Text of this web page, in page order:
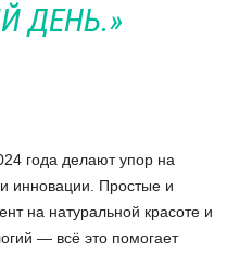
ДЕНЬ.»
года делают упор на
и инновации. Простые и
на натуральной красоте и
— всё это помогает